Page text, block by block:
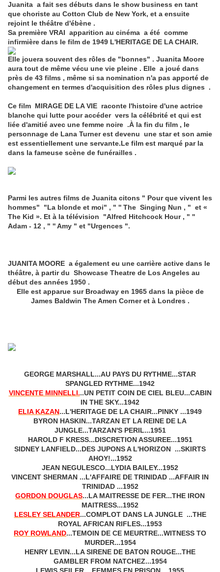
Juanita a fait ses débuts dans le show business en tant
que choriste au Cotton Club de New York, et a ensuite
rejoint le théâtre d'ébène .
Sa première VRAI apparition au cinéma a été comme
infirmière dans le film de 1949 L'HERITAGE DE LA CHAIR.
Elle jouera souvent des rôles de "bonnes" . Juanita Moore
aura tout de même vécu une vie pleine . Elle a joué dans
près de 43 films , même si sa nomination n'a pas apporté de
changement en termes d'acquisition des rôles plus dignes .
Ce film MIRAGE DE LA VIE raconte l'histoire d'une actrice
blanche qui lutte pour accéder vers la célébrité et qui est
liée d'amitié avec une femme noire .À la fin du film , le
personnage de Lana Turner est devenu une star et son amie
est essentiellement une servante.Le film est marqué par la
dans la fameuse scène de funérailles .
Parmi les autres films de Juanita citons " Pour que vivent les
hommes" "La blonde et moi" , " '' The Singing Nun , " et «
The Kid ». Et à la télévision "Alfred Hitchcock Hour , " ''
Adam - 12 , " '' Amy " et "Urgences ".
JUANITA MOORE a également eu une carrière active dans le
théâtre, à partir du Showcase Theatre de Los Angeles au
début des années 1950 .
Elle est apparue sur Broadway en 1965 dans la pièce de
James Baldwin The Amen Corner et à Londres .
GEORGE MARSHALL...AU PAYS DU RYTHME...STAR
SPANGLED RYTHME...1942
VINCENTE MINNELLI...UN PETIT COIN DE CIEL BLEU...CABIN
IN THE SKY...1942
ELIA KAZAN...L'HERITAGE DE LA CHAIR...PINKY ...1949
BYRON HASKIN...TARZAN ET LA REINE DE LA
JUNGLE...TARZAN'S PERIL...1951
HAROLD F KRESS...DISCRETION ASSUREE...1951
SIDNEY LANFIELD...DES JUPONS A L'HORIZON ...SKIRTS
AHOY!...1952
JEAN NEGULESCO...LYDIA BAILEY...1952
VINCENT SHERMAN ...L'AFFAIRE DE TRINIDAD ...AFFAIR IN
TRINIDAD ...1952
GORDON DOUGLAS...LA MAITRESSE DE FER...THE IRON
MAITRESS...1952
LESLEY SELANDER...COMPLOT DANS LA JUNGLE ...THE
ROYAL AFRICAN RIFLES...1953
ROY ROWLAND...TEMOIN DE CE MEURTRE...WITNESS TO
MURDER...1954
HENRY LEVIN...LA SIRENE DE BATON ROUGE...THE
GAMBLER FROM NATCHEZ...1954